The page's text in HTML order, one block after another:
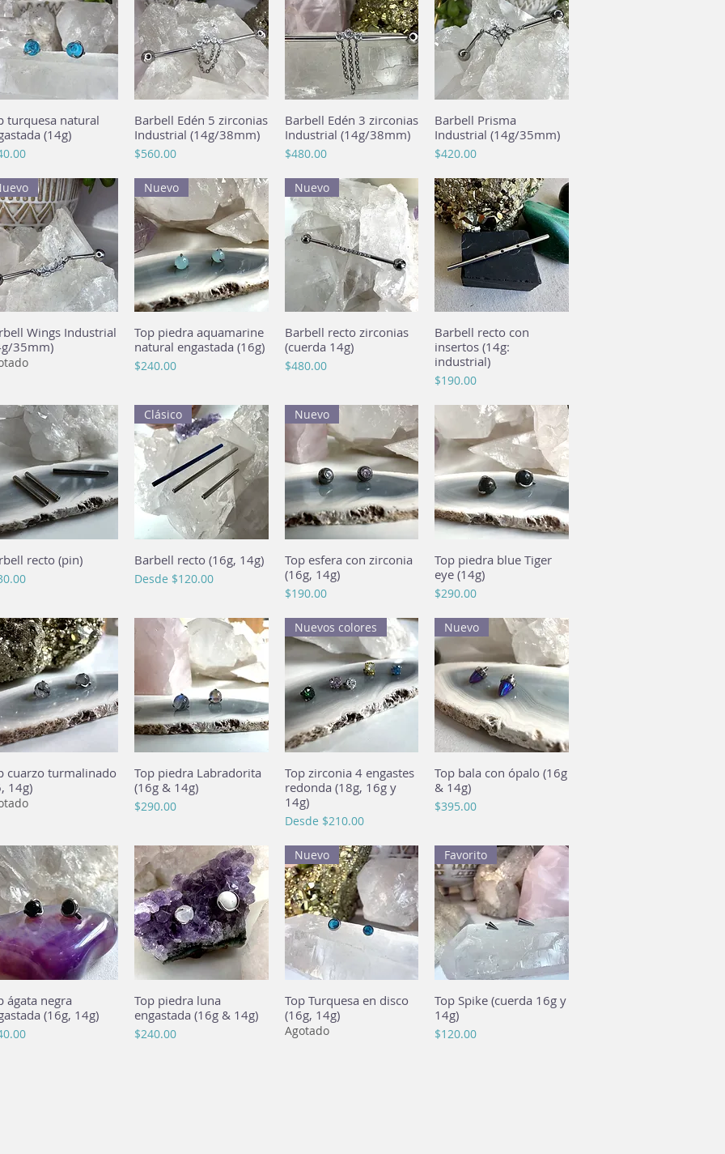
Vista rápida
turquesa natural
(14g)
Vista rápida
Barbell Edén 5 zirconias
Industrial (14g/38mm)
Precio
$560.00
Vista rápida
Barbell Edén 3 zirconias
Industrial (14g/38mm)
Precio
$480.00
Vista rápida
Barbell Prisma
Industrial (14g/35mm)
Precio
$420.00
Vista rápida
Wings Industrial
35mm)
Vista rápida
Nuevo
Top piedra aquamarine
natural engastada (16g)
Precio
$240.00
Vista rápida
Nuevo
Barbell recto zirconias
(cuerda 14g)
Precio
$480.00
Vista rápida
Barbell recto con
insertos (14g:
industrial)
Precio
$190.00
Vista rápida
recto (pin) Vista rápida
Clásico
Barbell recto (16g, 14g)
Desde $120.00
Precio de oferta
Vista rápida
Nuevo
Top esfera con zirconia
(16g, 14g)
Precio
$190.00
Vista rápida
Top piedra blue Tiger
eye (14g)
Precio
$290.00
Vista rápida
cuarzo turmalinado
14g)
Vista rápida
Top piedra Labradorita
(16g & 14g)
Precio
$290.00
Vista rápida
Nuevos colores
Top zirconia 4 engastes
redonda (18g, 16g y
14g)
Desde $210.00
Precio de oferta
Vista rápida
Nuevo
Top bala con ópalo (16g
& 14g)
Precio
$395.00
Vista rápida
ágata negra
(16g, 14g)
Vista rápida
Top piedra luna
engastada (16g & 14g)
Precio
$240.00
Vista rápida
Nuevo
Top Turquesa en disco
(16g, 14g)
Agotado
Vista rápida
Favorito
Top Spike (cuerda 16g y
14g)
Precio
$120.00